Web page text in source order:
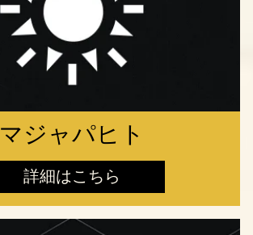
マジャパヒト
詳細はこちら